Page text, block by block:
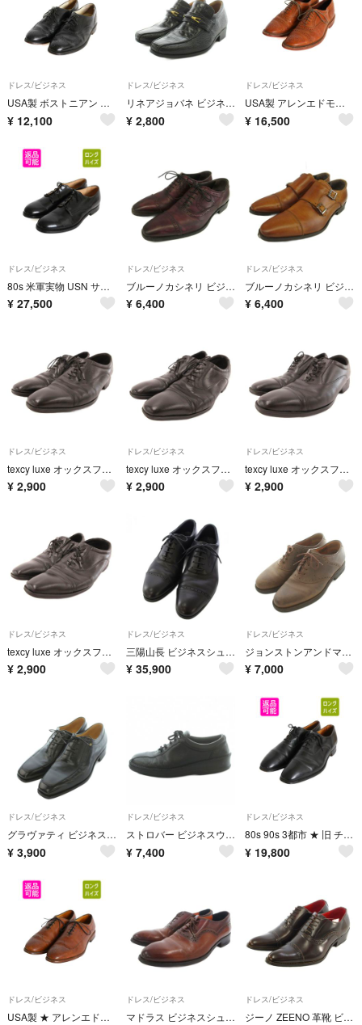
ドレス/ビジネス
USA製 ボストニアン ウィングチップ シューズ 10 28cm 本革 レザー 革靴 フルブローグ メダリオン 内羽根 グッドイヤー ビジネス ドレス 黒
¥ 12,100
ドレス/ビジネス
リネアジョバネ ビジネスシューズ ヒール 型押し 24.5EEE 黒
¥ 2,800
ドレス/ビジネス
USA製 アレンエドモンズ ウイングチップ シューズ 91/2 27.5cm 本革 レザー ラバーソール 革靴 フルブローグ メダリオン 内羽根 ドレス 茶
¥ 16,500
ドレス/ビジネス
80s 米軍実物 USN サービスシューズ 11 1/2 N メンズ 28cm 29.5cm 程 ヴィンテージ 89年製 US NAVY 軍物 ミリタリー 本革 レザー 外羽根 黒
¥ 27,500
ドレス/ビジネス
ブルーノカシネリ ビジネスシューズ ドレスシューズ レザー 40 ボルドー
¥ 6,400
ドレス/ビジネス
ブルーノカシネリ ビジネスシューズ レザー ダブルモンクストラップ 40 茶色
¥ 6,400
ドレス/ビジネス
texcy luxe オックスフォードシューズ ストレートチップ 25.5cm
¥ 2,900
ドレス/ビジネス
texcy luxe オックスフォードシューズ ストレートチップ 26cm 黒
¥ 2,900
ドレス/ビジネス
texcy luxe オックスフォードシューズ ストレートチップ 26cm
¥ 2,900
ドレス/ビジネス
texcy luxe オックスフォードシューズ ストレートチップ 26cm 黒
¥ 2,900
ドレス/ビジネス
三陽山長 ビジネスシューズ レースアップ レザー 8.5 黒 ブラック
¥ 35,900
ドレス/ビジネス
ジョンストンアンドマーフィー レザードレスシューズ 8.5 20-4960
¥ 7,000
ドレス/ビジネス
グラヴァティ ビジネスシューズ スクエアトゥ レースアップ レザー 7.5
¥ 3,900
ドレス/ビジネス
ストロバー ビジネスウォーキングシューズ スニーカー レザー G74610
¥ 7,400
ドレス/ビジネス
80s 90s 3都市 ★ 旧 チャーチ バルモラル ストレートチップ シューズ UK 10.5 29cm イギリス製 73ラスト コンサル 本革 レザー 革靴 黒
¥ 19,800
ドレス/ビジネス
USA製 ★ アレンエドモンズ ホールカット シューズ 10 1/2 メンズ 28.5cm 程 Fairfax 本革 レザー 革靴 フルブローグ メダリオン 内羽根 茶
ドレス/ビジネス
マドラス ビジネスシューズ レースアップ ウイングチップ レザー 25.5 茶
ドレス/ビジネス
ジーノ ZEENO 革靴 ビジネスシューズ ストレートチップ 茶 26.5